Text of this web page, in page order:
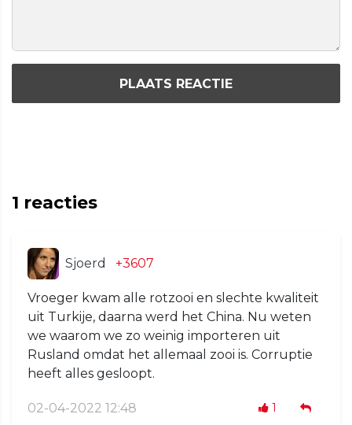
PLAATS REACTIE
1 reacties
Sjoerd +3607
Vroeger kwam alle rotzooi en slechte kwaliteit
uit Turkije, daarna werd het China. Nu weten
we waarom we zo weinig importeren uit
Rusland omdat het allemaal zooi is. Corruptie
heeft alles gesloopt.
02-04-2022 12:48 1